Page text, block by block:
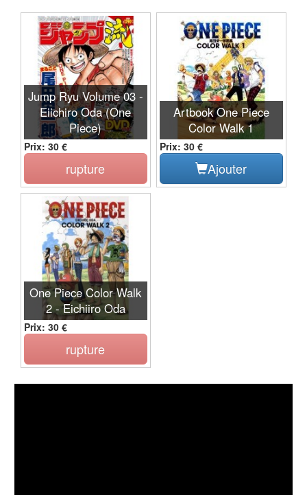
Jump Ryu Volume 03 -
Eiichiro Oda (One
Piece)
Prix: 30 €
rupture
Artbook One Piece
Color Walk 1
Prix: 30 €
Ajouter
One Piece Color Walk
2 - Eichiiro Oda
Prix: 30 €
rupture